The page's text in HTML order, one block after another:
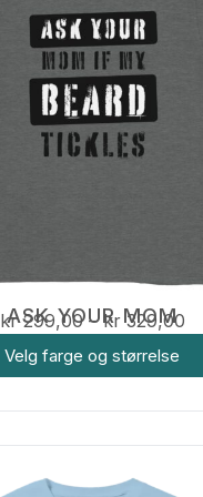
ASK YOUR MOM
kr299,00 – kr329,00
Velg farge og størrelse